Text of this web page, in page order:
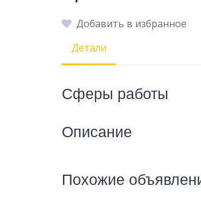
Добавить в избранное
Детали
Сферы работы
Описание
Похожие